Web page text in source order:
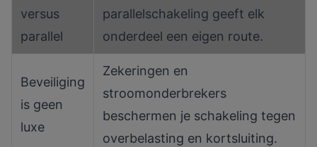
versus
parallel
parallelschakeling geeft elk
onderdeel een eigen route.
Beveiliging
is geen
luxe
Zekeringen en
stroomonderbrekers
beschermen je schakeling tegen
overbelasting en kortsluiting.